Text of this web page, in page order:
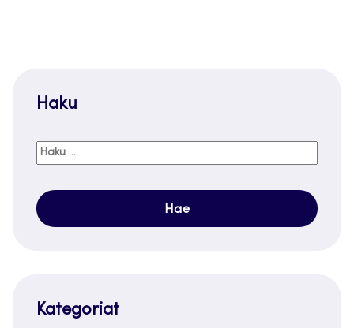
Haku
Haku:
Kategoriat